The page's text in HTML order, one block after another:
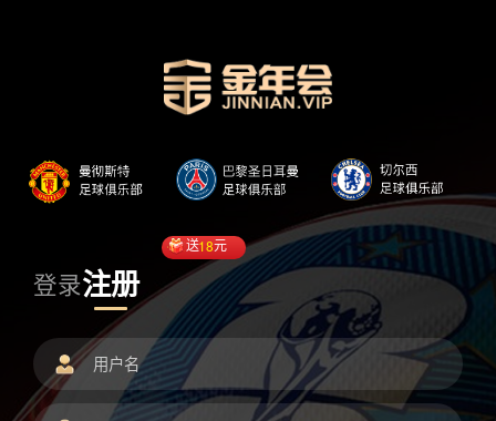
登录注册
送18元